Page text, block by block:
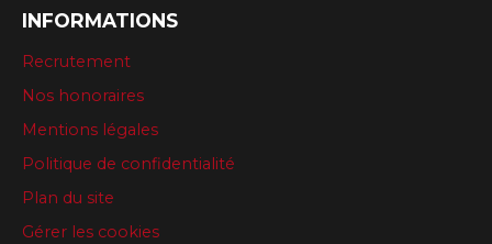
INFORMATIONS
Recrutement
Nos honoraires
Mentions légales
Politique de confidentialité
Plan du site
Gérer les cookies